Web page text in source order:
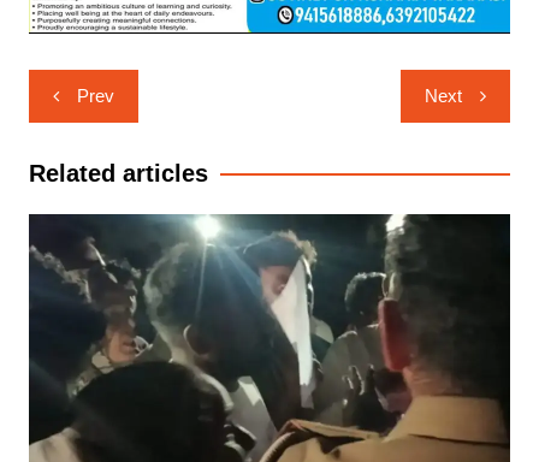
Post
navigation
Prev Next
Related articles